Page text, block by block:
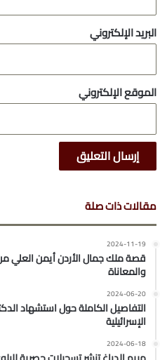
البريد الإلكتروني
الموقع الإلكتروني
مقالات ذات صلة
2024-11-19
قصة ملك جمال الأردن أيمن العلي
والمعاناة
2024-06-20
التفاصيل الكاملة حول استشهاد
الإسرائيلية
2024-06-18